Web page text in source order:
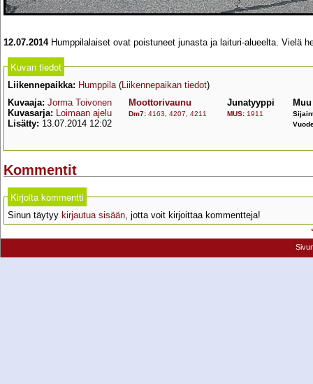
12.07.2014Humppilalaiset ovat poistuneet junasta ja laituri-alueelta. Vielä
Kuvan tiedot
Liikennepaikka: Humppila(Liikennepaikan tiedot)
Kuvaaja: Jorma Toivonen
Kuvasarja: Loimaan ajelu
Lisätty: 13.07.2014 12:02
Moottorivaunu
Dm7: 4163 4207 4211
Junatyyppi
MUS: 1911
Kommentit
Kirjoita kommentti
Sinun täytyy kirjautua sisään, jotta voit kirjoittaa kommentteja!